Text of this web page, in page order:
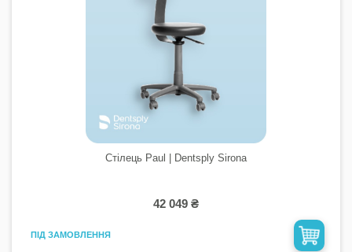
Стілець Paul | Dentsply Sirona
42 049 ₴
ПІД ЗАМОВЛЕННЯ